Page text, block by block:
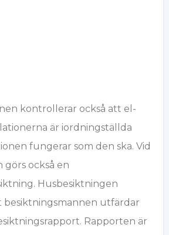
kontrollerar också att el-
är iordningställda
fungerar som den ska. Vid
görs också en
Husbesiktningen
besiktningsmannen utfärdar
Rapporten är